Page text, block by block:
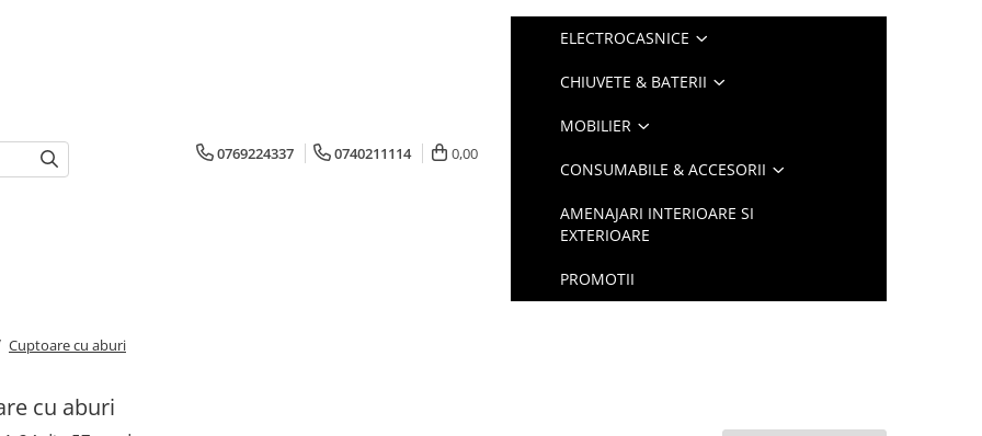
0769224337 0740211114 0,00
ELECTROCASNICE
CHIUVETE & BATERII
MOBILIER
CONSUMABILE & ACCESORII
AMENAJARI INTERIOARE SI
EXTERIOARE
PROMOTII
Cuptoare cu aburi
cu aburi